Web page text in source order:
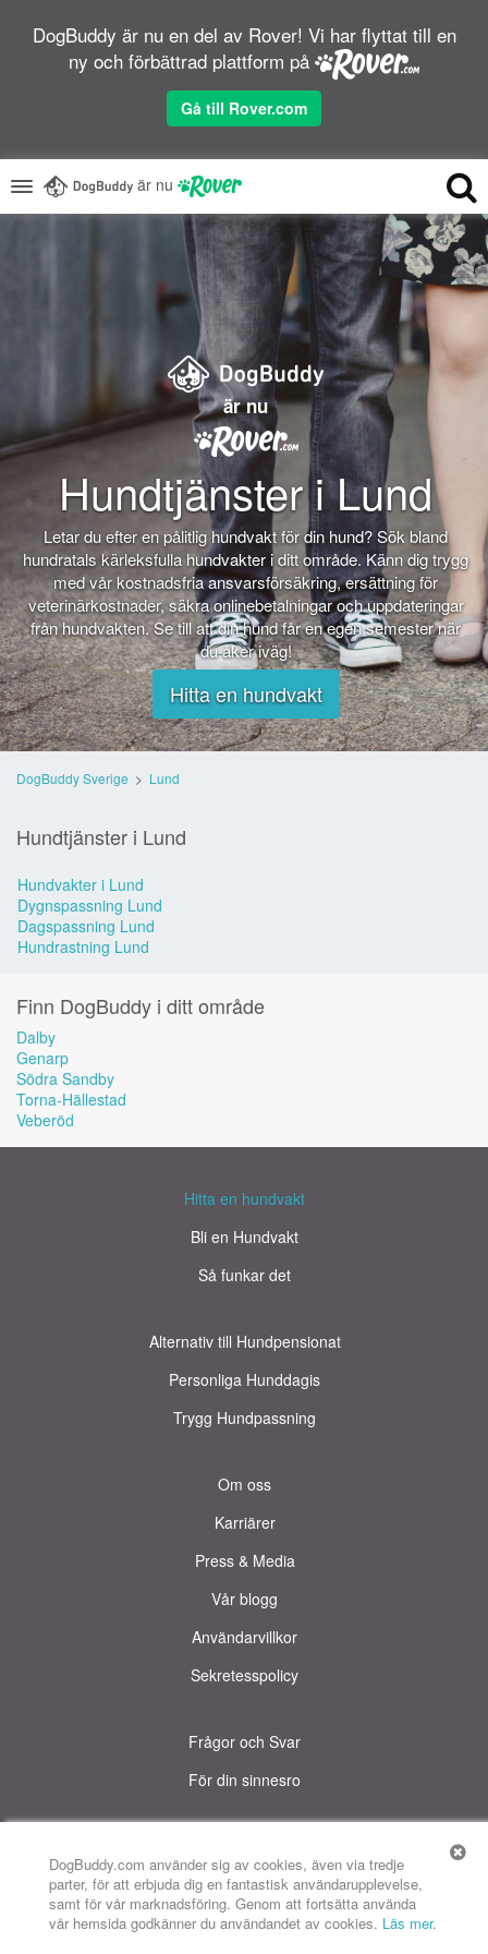
DogBuddy är nu en del av Rover! Vi har flyttat till en
ny och förbättrad plattform på
Gå till Rover.com
är nu
DogBuddy.com använder sig av cookies, även via tredje
parter, för att erbjuda dig en fantastisk användarupplevelse,
samt för vår marknadsföring. Genom att fortsätta använda
vår hemsida godkänner du användandet av cookies. Läs mer.
är nu
Hundtjänster i Lund
Letar du efter en pålitlig hundvakt för din hund? Sök bland
hundratals kärleksfulla hundvakter i ditt område. Känn dig trygg
med vår kostnadsfria ansvarsförsäkring, ersättning för
veterinärkostnader, säkra onlinebetalningar och uppdateringar
från hundvakten. Se till att din hund får en egen semester när
du åker iväg!
Hitta en hundvakt
DogBuddy Sverige > Lund
Hundtjänster i Lund
Hundvakter i Lund
Dygnspassning Lund
Dagspassning Lund
Hundrastning Lund
Finn DogBuddy i ditt område
Dalby
Genarp
Södra Sandby
Torna-Hällestad
Veberöd
Hitta en hundvakt
Bli en Hundvakt
Så funkar det
Alternativ till Hundpensionat
Personliga Hunddagis
Trygg Hundpassning
Om oss
Karriärer
Press & Media
Vår blogg
Användarvillkor
Sekretesspolicy
Frågor och Svar
För din sinnesro
DogBuddy USA DogBuddy Storbritannien DogBuddy Spanien